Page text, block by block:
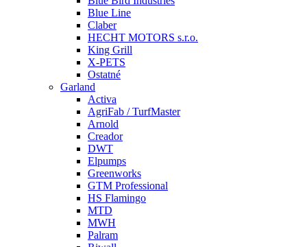
Blue Line
Claber
HECHT MOTORS s.r.o.
King Grill
X-PETS
Ostatné
Garland
Activa
AgriFab / TurfMaster
Arnold
Creador
DWT
Elpumps
Greenworks
GTM Professional
HS Flamingo
MTD
MWH
Palram